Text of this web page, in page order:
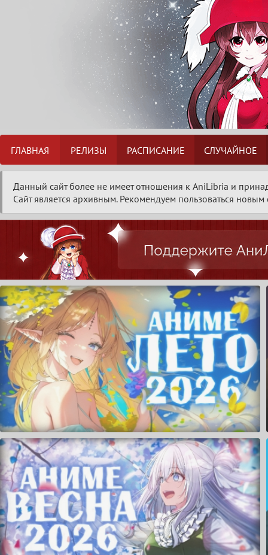
ГЛАВНАЯ РЕЛИЗЫ РАСПИСАНИЕ СЛУЧАЙНОЕ
Данный сайт более не имеет отношения к AniLibria и
Сайт является архивным. Рекомендуем пользоваться